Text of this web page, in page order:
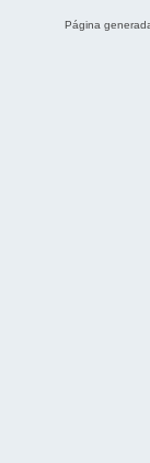
Página